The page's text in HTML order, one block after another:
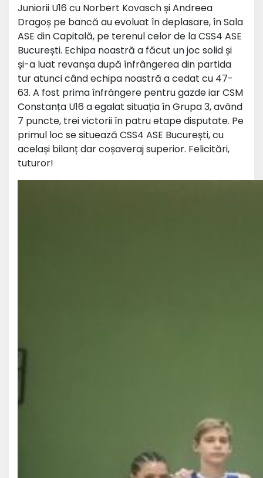
Juniorii U16 cu Norbert Kovasch și Andreea
Dragoș pe bancă au evoluat în deplasare, în Sala
ASE din Capitală, pe terenul celor de la CSS4 ASE
București. Echipa noastră a făcut un joc solid și
și-a luat revanșa după înfrângerea din partida
tur atunci când echipa noastră a cedat cu 47-
63. A fost prima înfrângere pentru gazde iar CSM
Constanța U16 a egalat situația în Grupa 3, având
7 puncte, trei victorii în patru etape disputate. Pe
primul loc se situează CSS4 ASE București, cu
același bilanț dar coșaveraj superior. Felicitări,
tuturor!